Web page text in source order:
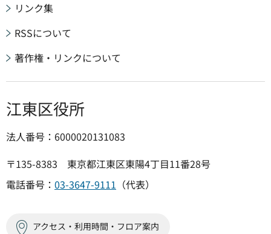
リンク集
RSSについて
著作権・リンクについて
江東区役所
法人番号：6000020131083
〒135-8383 東京都江東区東陽4丁目11番28号
電話番号： 03-3647-9111 （代表）
アクセス・利用時間・フロア案内